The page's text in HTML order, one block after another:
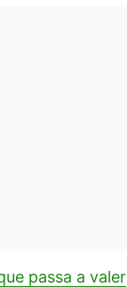
passa a valer